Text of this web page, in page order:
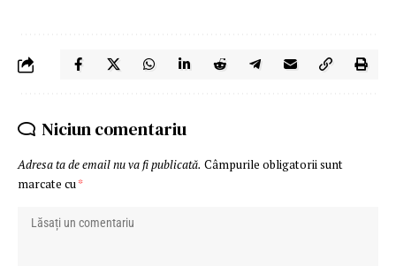
Niciun comentariu
Adresa ta de email nu va fi publicată. Câmpurile obligatorii sunt
marcate cu *